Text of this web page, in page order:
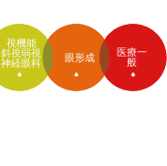
視機能
斜視弱視
神経眼科
眼形成
医療一
般